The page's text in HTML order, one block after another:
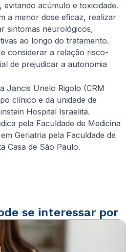
acúmulo e toxicidade.
a menor dose eficaz, realizar
sintomas neurológicos,
ao longo do tratamento.
considerar a relação risco-
de prejudicar a autonomia
Jancis Unelo Rigolo (CRM
clínico e da unidade de
Hospital Israelita.
pela Faculdade de Medicina
Geriatria pela Faculdade de
Casa de São Paulo.
se interessar por